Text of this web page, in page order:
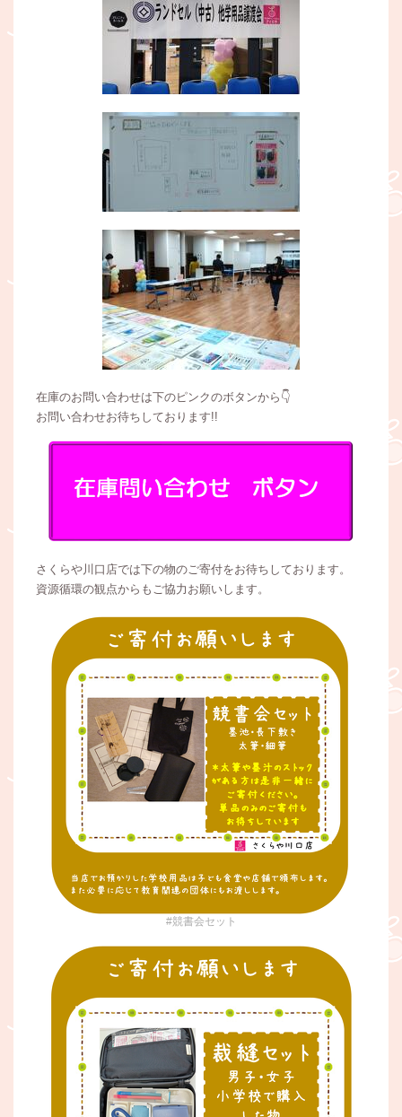
在庫のお問い合わせは下のピンクのボタンから👇
お問い合わせお待ちしております!!
さくらや川口店では下の物のご寄付をお待ちしております。
資源循環の観点からもご協力お願いします。
#競書会セット